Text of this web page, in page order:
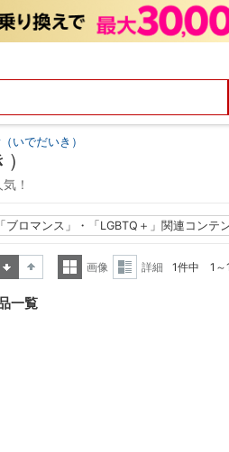
いでだいき）
！
ブロマンス」・「LGBTQ＋」関連コンテ
画像
詳細 1件中 1～
一覧